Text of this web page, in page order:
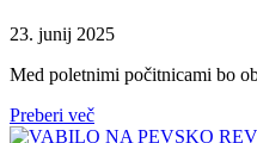
23. junij 2025
Med poletnimi počitnicami bo
Preberi več